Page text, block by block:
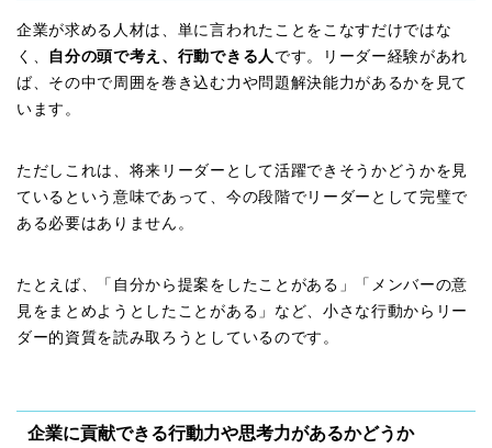
企業が求める人材は、単に言われたことをこなすだけではな
く、
自分の頭で考え、行動できる人 です。リーダー経験があれ
ば、その中で周囲を巻き込む力や問題解決能力があるかを見て
います。
ただしこれは、将来リーダーとして活躍できそうかどうかを見
ているという意味であって、今の段階でリーダーとして完璧で
ある必要はありません。
たとえば、「自分から提案をしたことがある」「メンバーの意
見をまとめようとしたことがある」など、小さな行動からリー
ダー的資質を読み取ろうとしているのです。
企業に貢献できる行動力や思考力があるかどうか